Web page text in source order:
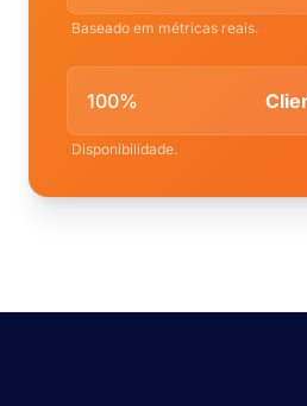
Baseado em métricas reais.
100%
Disponibilidade.